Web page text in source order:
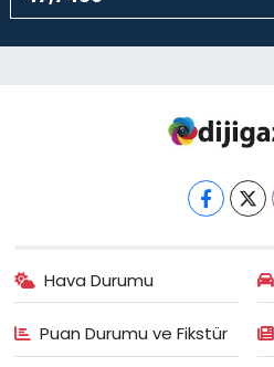
Hava Durumu
Puan Durumu ve Fikstür